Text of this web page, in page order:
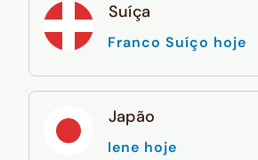
Suíça
Franco Suíço hoje
Japão
Iene hoje